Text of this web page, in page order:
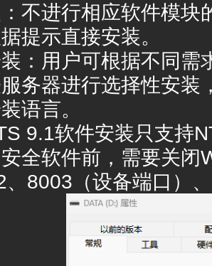
不进行相应软件模块
提示直接安装。
：用户可根据不同需
务器进行选择性安装
语言。
9.1软件安装只支持
全软件前，需要关闭
、8003（设备端口）